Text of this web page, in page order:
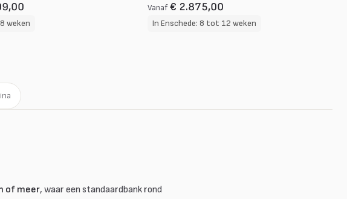
weken
Vanaf € 2.875,00
In Enschede: 8 tot 12 weken
of meer, waar een standaardbank rond